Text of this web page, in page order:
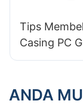
Tips
Casing PC
Memeriksa
Casing
ANDA